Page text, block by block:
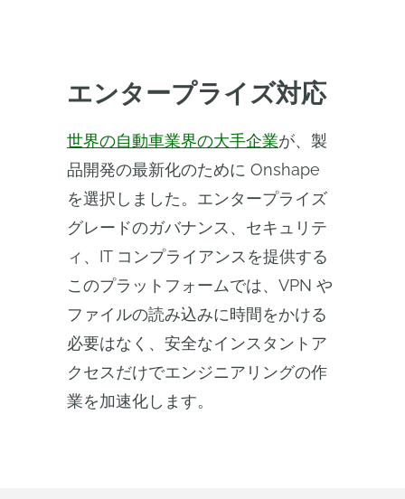
エンタープライズ対応
世界の自動車業界の大手企業が、製
品開発の最新化のために Onshape
を選択しました。エンタープライズ
グレードのガバナンス、セキュリテ
ィ、IT コンプライアンスを提供する
このプラットフォームでは、VPN や
ファイルの読み込みに時間をかける
必要はなく、安全なインスタントア
クセスだけでエンジニアリングの作
業を加速化します。